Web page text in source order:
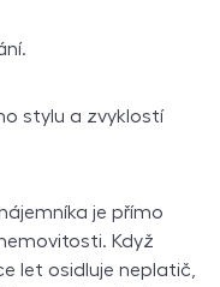
stylu a zvyklostí
je přímo
Když
let osidluje neplatič,